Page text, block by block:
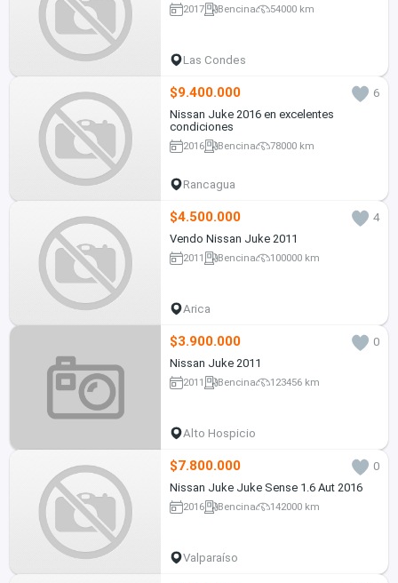
2017 Bencina 54000 km
Las Condes
$9.400.000
6
Nissan Juke 2016 en excelentes
condiciones
2016 Bencina 78000 km
Rancagua
$4.500.000
4
Vendo Nissan Juke 2011
2011 Bencina 100000 km
Arica
$3.900.000
0
Nissan Juke 2011
2011 Bencina 123456 km
Alto Hospicio
$7.800.000
0
Nissan Juke Juke Sense 1.6 Aut 2016
2016 Bencina 142000 km
Valparaíso